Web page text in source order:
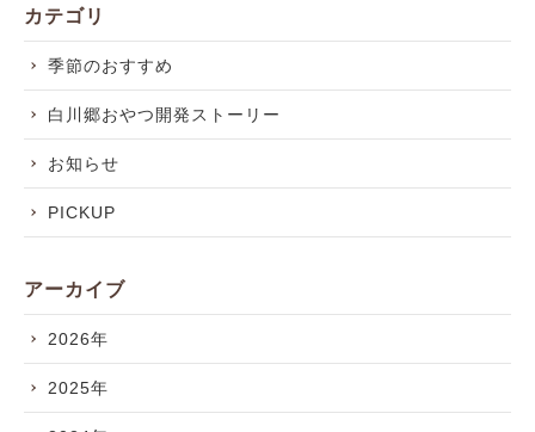
カテゴリ
季節のおすすめ
白川郷おやつ開発ストーリー
お知らせ
PICKUP
アーカイブ
2026年
2025年